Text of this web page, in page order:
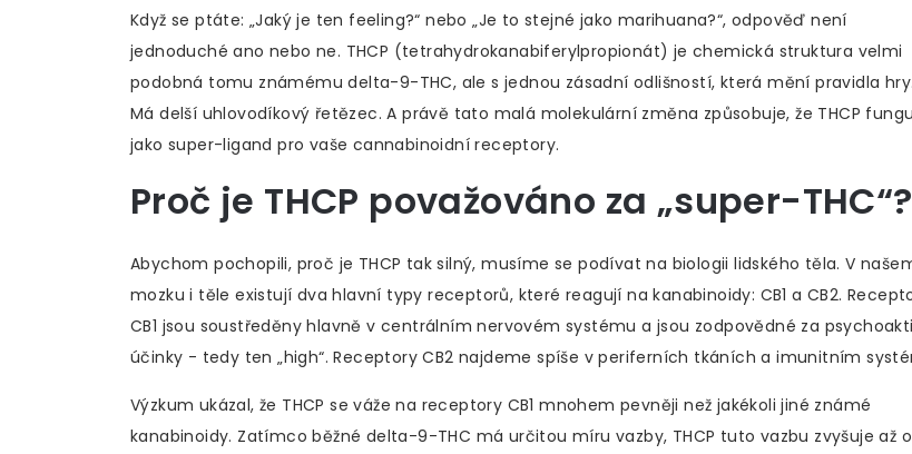
Když se ptáte: „Jaký je ten feeling?“ nebo „Je to stejné jako marihuana?“, odpověď není
jednoduché ano nebo ne. THCP (tetrahydrokanabiferylpropionát) je chemická struktura velmi
podobná tomu známému delta-9-THC, ale s jednou zásadní odlišností, která mění pravidla hry.
Má delší uhlovodíkový řetězec. A právě tato malá molekulární změna způsobuje, že THCP
jako super-ligand pro vaše cannabinoidní receptory.
Proč je THCP považováno za „super-THC“?
Abychom pochopili, proč je THCP tak silný, musíme se podívat na biologii lidského těla. V
mozku i těle existují dva hlavní typy receptorů, které reagují na kanabinoidy: CB1 a CB2.
CB1 jsou soustředěny hlavně v centrálním nervovém systému a jsou zodpovědné za
účinky - tedy ten „high“. Receptory CB2 najdeme spíše v periferních tkáních a imunitním
Výzkum ukázal, že THCP se váže na receptory CB1 mnohem pevněji než jakékoli jiné známé
kanabinoidy. Zatímco běžné delta-9-THC má určitou míru vazby, THCP tuto vazbu zvyšuje až o